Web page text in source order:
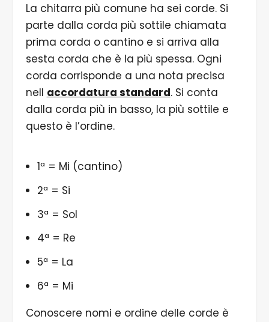
La chitarra più comune ha sei corde. Si
parte dalla corda più sottile chiamata
prima corda o cantino e si arriva alla
sesta corda che è la più spessa. Ogni
corda corrisponde a una nota precisa
nell accordatura standard. Si conta
dalla corda più in basso, la più sottile e
questo è l’ordine.
1ª = Mi (cantino)
2ª = Si
3ª = Sol
4ª = Re
5ª = La
6ª = Mi
Conoscere nomi e ordine delle corde è